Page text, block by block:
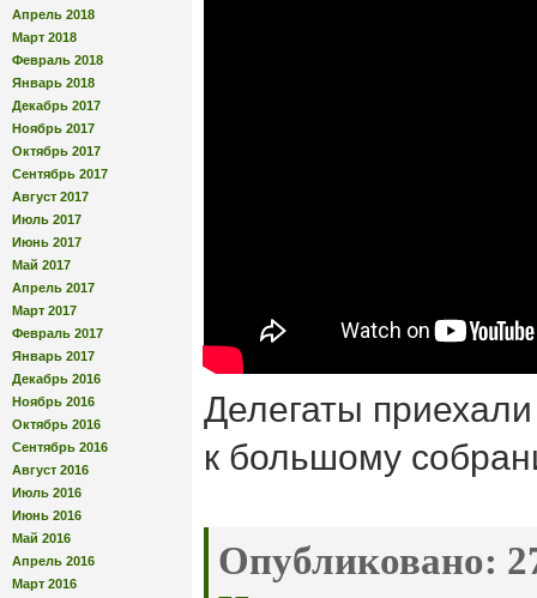
Апрель 2018
Март 2018
Февраль 2018
Январь 2018
Декабрь 2017
Ноябрь 2017
Октябрь 2017
Сентябрь 2017
Август 2017
Июль 2017
Июнь 2017
Май 2017
Апрель 2017
Март 2017
Февраль 2017
Январь 2017
Декабрь 2016
Ноябрь 2016
Октябрь 2016
Сентябрь 2016
Август 2016
Июль 2016
Июнь 2016
Май 2016
Апрель 2016
Март 2016
Делегаты
к большому
Опубликовано: